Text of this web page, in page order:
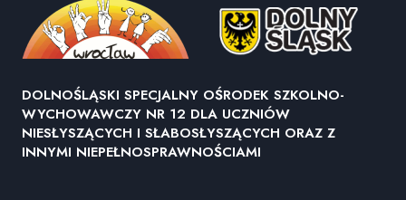
DOLNOŚLĄSKI SPECJALNY OŚRODEK SZKOLNO-
WYCHOWAWCZY NR 12 DLA UCZNIÓW
NIESŁYSZĄCYCH I SŁABOSŁYSZĄCYCH ORAZ Z
INNYMI NIEPEŁNOSPRAWNOŚCIAMI